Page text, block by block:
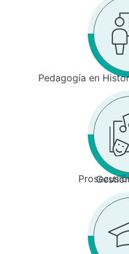
Pedagogía en